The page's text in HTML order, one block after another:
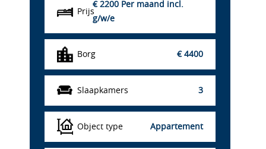
Prijs
€ 2200 Per maand incl.
g/w/e
Borg € 4400
Slaapkamers 3
Object type Appartement